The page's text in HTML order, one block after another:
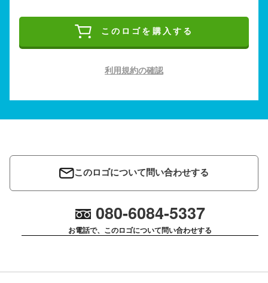
このロゴを購入する
利用規約の確認
このロゴについて問い合わせする
080-6084-5337
お電話で、このロゴについて問い合わせする